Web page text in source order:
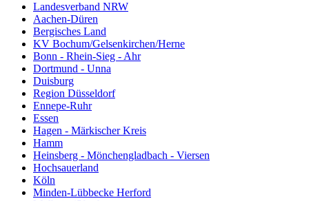
Landesverband NRW
Aachen-Düren
Bergisches Land
KV Bochum/Gelsenkirchen/Herne
Bonn - Rhein-Sieg - Ahr
Dortmund - Unna
Duisburg
Region Düsseldorf
Ennepe-Ruhr
Essen
Hagen - Märkischer Kreis
Hamm
Heinsberg - Mönchengladbach - Viersen
Hochsauerland
Köln
Minden-Lübbecke Herford